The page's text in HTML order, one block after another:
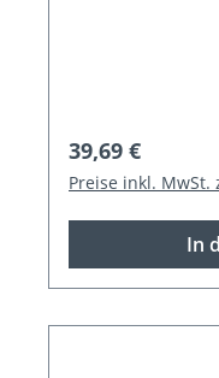
Regulärer Preis:
39,69 €
Preise inkl. MwSt.
In